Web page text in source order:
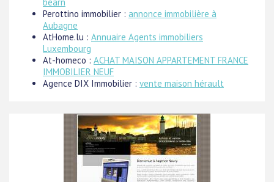
Perottino immobilier : annonce immobilière à
Aubagne
AtHome.lu : Annuaire Agents immobiliers
Luxembourg
At-homeco : ACHAT MAISON APPARTEMENT FRANCE
IMMOBILIER NEUF
Agence DIX Immobilier : vente maison hérault